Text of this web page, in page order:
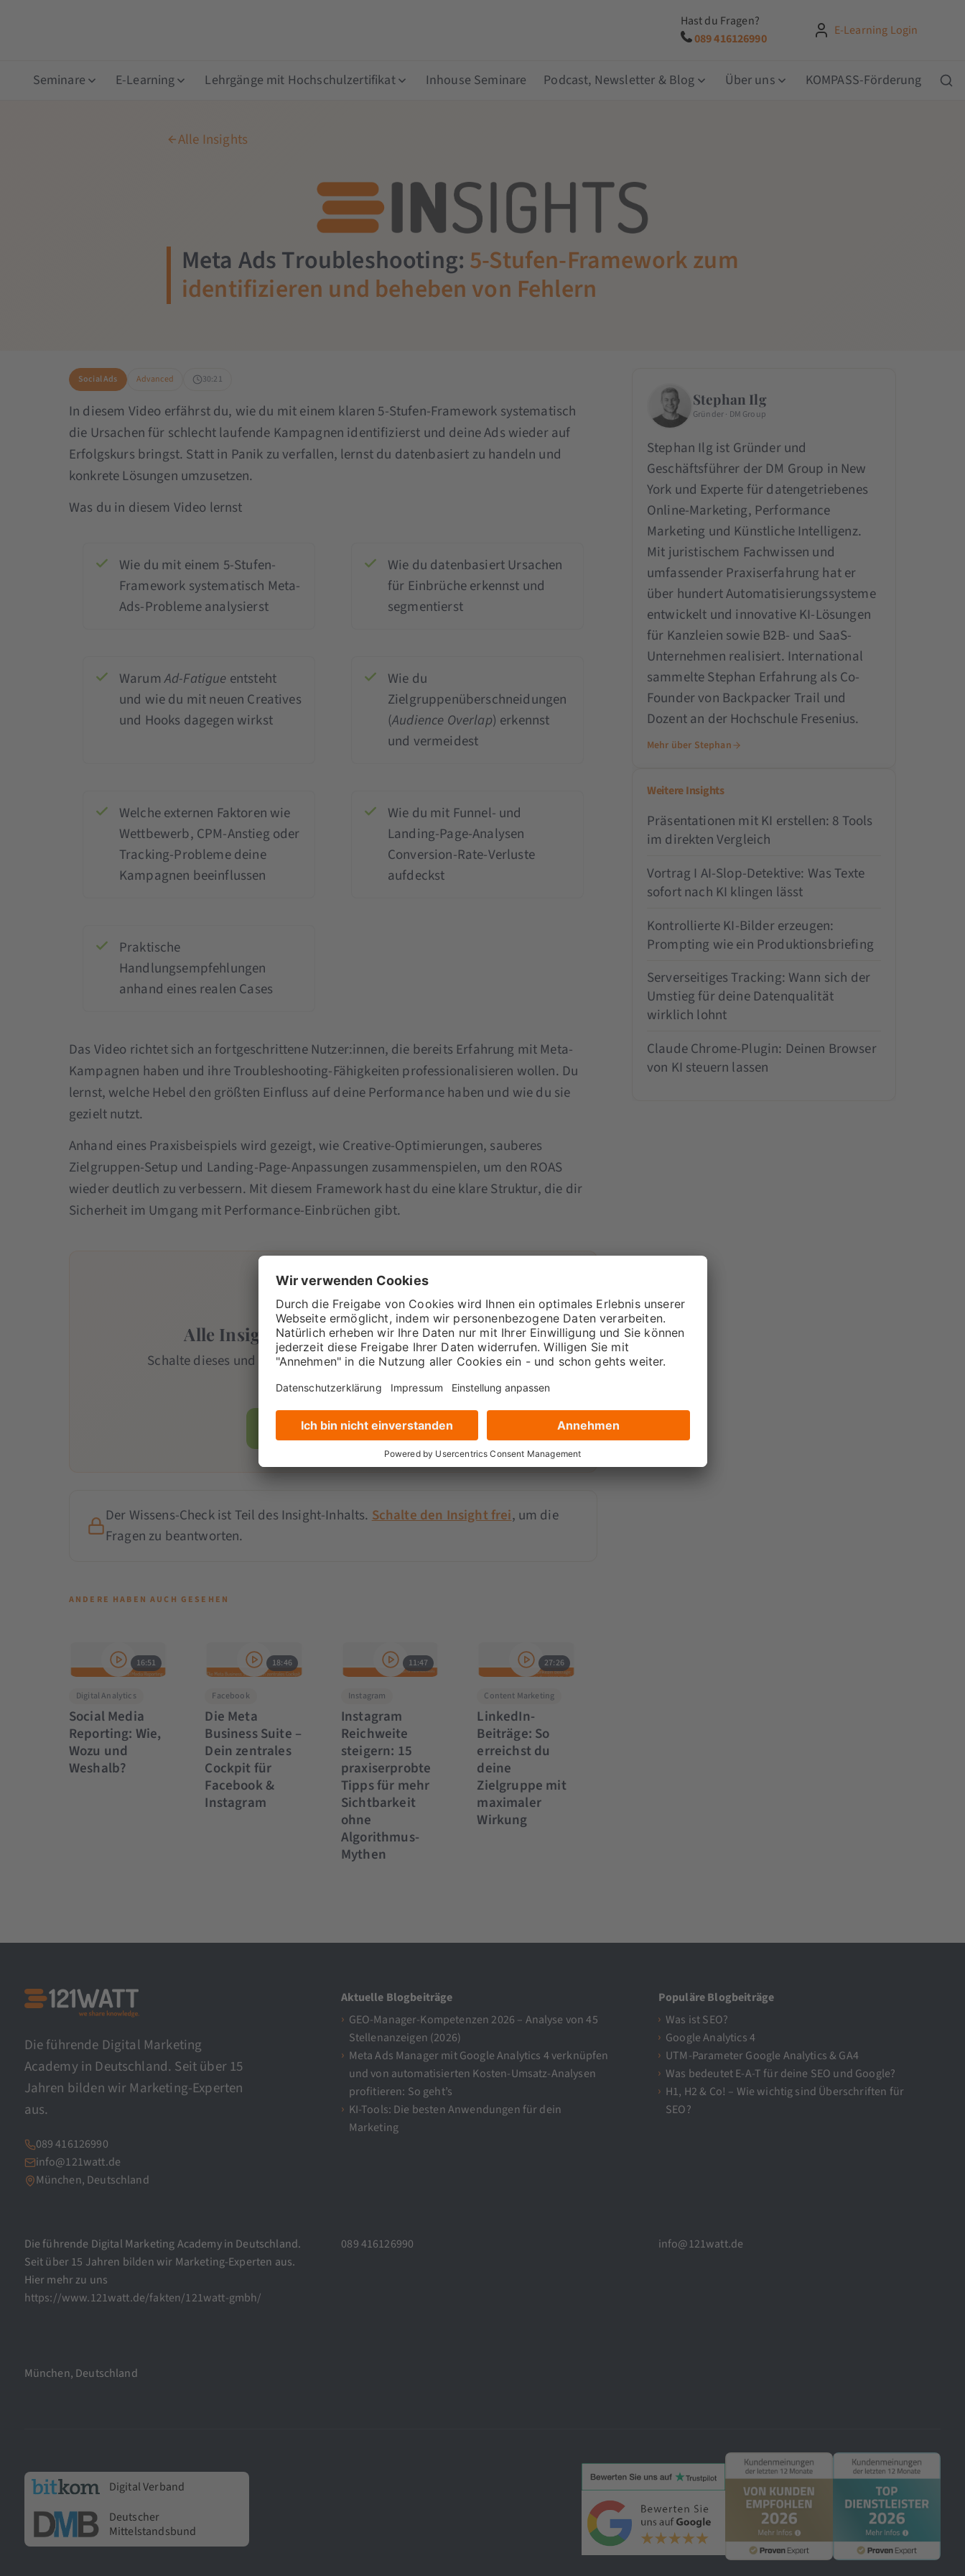
Hast du Fragen?
089 416126990
E-Learning Login
Seminare E-Learning Lehrgänge mit Hochschulzertifikat Inhouse Seminare Podcast, Newsletter & Blog Über uns KOMPASS-Förderung
Alle Insights
Meta Ads Troubleshooting: 5-Stufen-Framework zum
identifizieren und beheben von Fehlern
Social Ads Advanced 30:21
In diesem Video erfährst du, wie du mit einem klaren 5-Stufen-Framework systematisch
die Ursachen für schlecht laufende Kampagnen identifizierst und deine Ads wieder auf
Erfolgskurs bringst. Statt in Panik zu verfallen, lernst du datenbasiert zu handeln und
konkrete Lösungen umzusetzen.
Was du in diesem Video lernst
Wie du mit einem 5-Stufen-
Framework systematisch Meta-
Ads-Probleme analysierst
Wie du datenbasiert Ursachen
für Einbrüche erkennst und
segmentierst
WarumAd-Fatigue entsteht
und wie du mit neuen Creatives
und Hooks dagegen wirkst
Wie du
Zielgruppenüberschneidungen
(Audience Overlap) erkennst
und vermeidest
Welche externen Faktoren wie
Wettbewerb, CPM-Anstieg oder
Tracking-Probleme deine
Kampagnen beeinflussen
Wie du mit Funnel- und
Landing-Page-Analysen
Conversion-Rate-Verluste
aufdeckst
Praktische
Handlungsempfehlungen
anhand eines realen Cases
Das Video richtet sich an fortgeschrittene Nutzer:innen, die bereits Erfahrung mit Meta-
Kampagnen haben und ihre Troubleshooting-Fähigkeiten professionalisieren wollen. Du
lernst, welche Hebel den größten Einfluss auf deine Performance haben und wie du sie
gezielt nutzt.
Anhand eines Praxisbeispiels wird gezeigt, wie Creative-Optimierungen, sauberes
Zielgruppen-Setup und Landing-Page-Anpassungen zusammenspielen, um den ROAS
wieder deutlich zu verbessern. Mit diesem Framework hast du eine klare Struktur, die dir
Sicherheit im Umgang mit Performance-Einbrüchen gibt.
Alle Insights mit einer Mitgliedschaft
Schalte dieses und alle weiteren Insights frei – mit derPro- oder
Team-Mitgliedschaft.
Jetzt Mitglied werden
Der Wissens-Check ist Teil des Insight-Inhalts. Schalte den Insight frei, um die
Fragen zu beantworten.
ANDERE HABEN AUCH GESEHEN
16:51
Digital Analytics
Social Media
Reporting: Wie,
Wozu und
Weshalb?
18:46
Facebook
Die Meta
Business Suite –
Dein zentrales
Cockpit für
Facebook &
Instagram
11:47
Instagram
Instagram
Reichweite
steigern: 15
praxiserprobte
Tipps für mehr
Sichtbarkeit
ohne
Algorithmus-
Mythen
27:26
Content Marketing
LinkedIn-
Beiträge: So
erreichst du
deine
Zielgruppe mit
maximaler
Wirkung
Stephan Ilg
Gründer · DM Group
Stephan Ilg ist Gründer und
Geschäftsführer der DM Group in New
York und Experte für datengetriebenes
Online-Marketing, Performance
Marketing und Künstliche Intelligenz.
Mit juristischem Fachwissen und
umfassender Praxiserfahrung hat er
über hundert Automatisierungssysteme
entwickelt und innovative KI-Lösungen
für Kanzleien sowie B2B- und SaaS-
Unternehmen realisiert. International
sammelte Stephan Erfahrung als Co-
Founder von Backpacker Trail und
Dozent an der Hochschule Fresenius.
Mehr über Stephan
Weitere Insights
Präsentationen mit KI erstellen: 8 Tools
im direkten Vergleich
Vortrag I AI-Slop-Detektive: Was Texte
sofort nach KI klingen lässt
Kontrollierte KI-Bilder erzeugen:
Prompting wie ein Produktionsbriefing
Serverseitiges Tracking: Wann sich der
Umstieg für deine Datenqualität
wirklich lohnt
Claude Chrome-Plugin: Deinen Browser
von KI steuern lassen
Die führende Digital Marketing
Academy in Deutschland. Seit über 15
Jahren bilden wir Marketing-Experten
aus.
089 416126990
info@121watt.de
München, Deutschland
Aktuelle Blogbeiträge
GEO-Manager-Kompetenzen 2026 – Analyse von 45
Stellenanzeigen (2026)
Meta Ads Manager mit Google Analytics 4 verknüpfen
und von automatisierten Kosten-Umsatz-Analysen
profitieren: So geht’s
KI-Tools: Die besten Anwendungen für dein
Marketing
Populäre Blogbeiträge
Was ist SEO?
Google Analytics 4
UTM-Parameter Google Analytics & GA4
Was bedeutet E-A-T für deine SEO und Google?
H1, H2 & Co! – Wie wichtig sind Überschriften für
SEO?
Die führende Digital Marketing Academy in Deutschland.
Seit über 15 Jahren bilden wir Marketing-Experten aus.
Hier mehr zu uns
https://www.121watt.de/fakten/121watt-gmbh/
089 416126990 info@121watt.de
München, Deutschland
Digital Verband
Deutscher
Mittelstandsbund